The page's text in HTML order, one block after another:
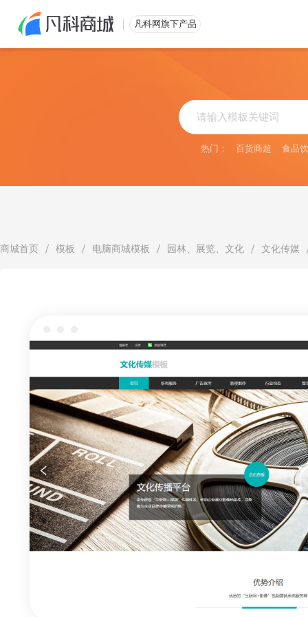
凡科网旗下产品
热门： 百货商超 食品
商城首页 / 模板 / 电脑商城模板 / 园林、展览、文化 / 文化传媒